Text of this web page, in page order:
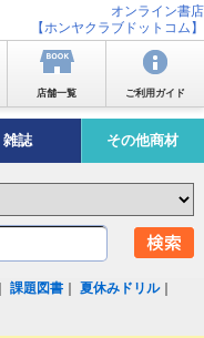
オンライン書店
【ホンヤクラブドットコム】
店舗一覧 ご利用ガイド
雑誌 その他商材
｜課題図書 ｜夏休みドリル｜